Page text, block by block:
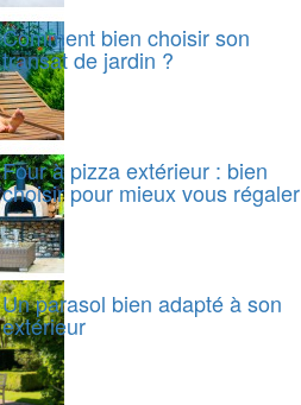
Comment bien choisir son
transat de jardin ?
Four à pizza extérieur : bien
choisir pour mieux vous régaler
Un parasol bien adapté à son
extérieur